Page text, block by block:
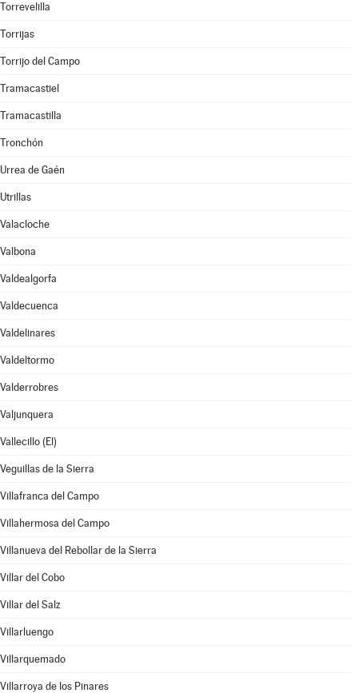
Torrevelilla
Torrijas
Torrijo del Campo
Tramacastiel
Tramacastilla
Tronchón
Urrea de Gaén
Utrillas
Valacloche
Valbona
Valdealgorfa
Valdecuenca
Valdelinares
Valdeltormo
Valderrobres
Valjunquera
Vallecillo (El)
Veguillas de la Sierra
Villafranca del Campo
Villahermosa del Campo
Villanueva del Rebollar de la Sierra
Villar del Cobo
Villar del Salz
Villarluengo
Villarquemado
Villarroya de los Pinares